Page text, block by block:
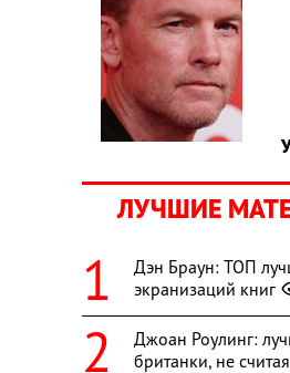
ЛУЧШИЕ
Дэн Браун: ТОП
экранизаций книг
Джоан Роулинг:
британки, не